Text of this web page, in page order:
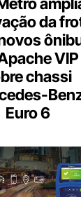
da
chassi
Euro 6